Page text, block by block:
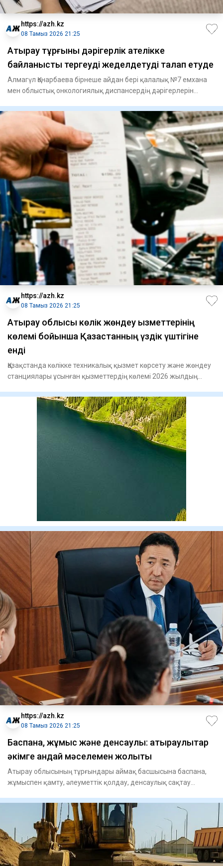
https://azh.kz
08 Тамыз 2026 21:25
Атырау тұрғыны дәрігерлік қателікке
байланысты тергеуді жеделдетуді талап етуде
Алмагүл Қонарбаева бірнеше айдан бері қалалық №7 емхана
мен облыстық онкологиялық диспансердің дәрігерлерін
https://azh.kz
08 Тамыз 2026 21:25
​Атырау облысы көлік жөндеу қызметтерінің
көлемі бойынша Қазақстанның үздік үштігіне
енді
Қазақстанда көлікке техникалық қызмет көрсету және жөндеу
станциялары ұсынған қызметтердің көлемі 2026 жылдың
https://azh.kz
08 Тамыз 2026 21:25
​Баспана, жұмыс және денсаулық: атыраулықтар
әкімге қандай мәселемен жолықты
Атырау облысының тұрғындары аймақ басшысына баспана,
жұмыспен қамту, әлеуметтік қолдау, денсаулық сақтау